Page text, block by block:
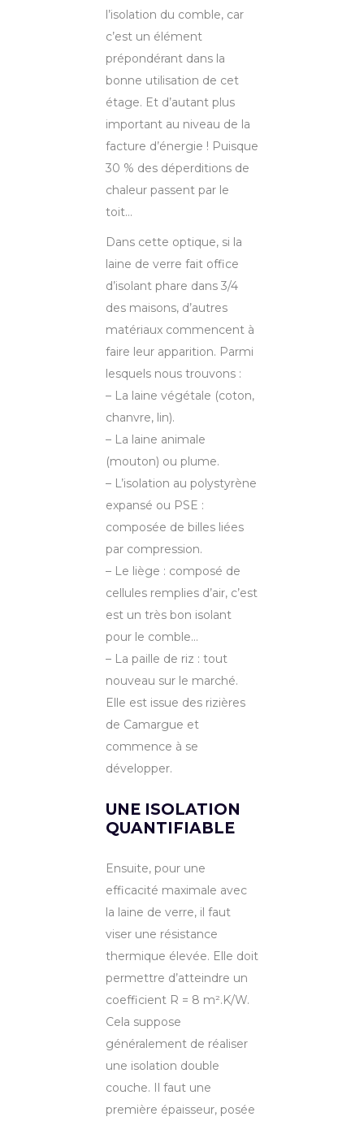
l’isolation du comble, car
c’est un élément
prépondérant dans la
bonne utilisation de cet
étage. Et d’autant plus
important au niveau de la
facture d’énergie ! Puisque
30 % des déperditions de
chaleur passent par le
toit…
Dans cette optique, si la
laine de verre fait office
d’isolant phare dans 3/4
des maisons, d’autres
matériaux commencent à
faire leur apparition. Parmi
lesquels nous trouvons :
– La laine végétale (coton,
chanvre, lin).
– La laine animale
(mouton) ou plume.
– L’isolation au polystyrène
expansé ou PSE :
composée de billes liées
par compression.
– Le liège : composé de
cellules remplies d’air, c’est
est un très bon isolant
pour le comble…
– La paille de riz : tout
nouveau sur le marché.
Elle est issue des rizières
de Camargue et
commence à se
développer.
UNE ISOLATION
QUANTIFIABLE
Ensuite, pour une
efficacité maximale avec
la laine de verre, il faut
viser une résistance
thermique élevée. Elle doit
permettre d’atteindre un
coefficient R = 8 m².K/W.
Cela suppose
généralement de réaliser
une isolation double
couche. Il faut une
première épaisseur, posée